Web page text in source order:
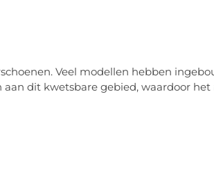
Veel modellen hebben
dit kwetsbare gebied, waardoor het